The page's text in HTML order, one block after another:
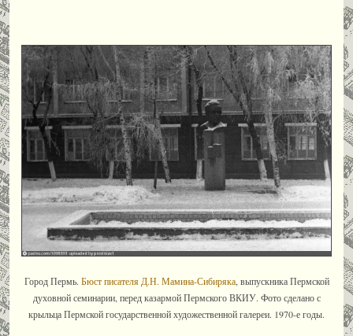
Город Пермь. Бюст писателя Д.Н. Мамина-Сибиряка, выпускника Пермской
духовной семинарии, перед казармой Пермского ВКИУ. Фото сделано с
крыльца Пермской государственной художественной галереи. 1970-е годы.